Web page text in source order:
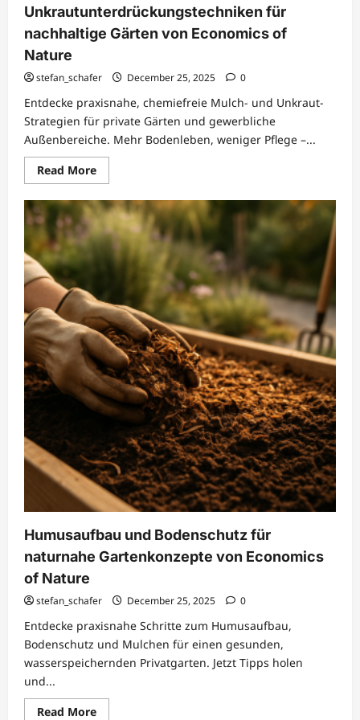
Unkrautunterdrückungstechniken für
nachhaltige Gärten von Economics of
Nature
stefan_schafer December 25, 2025 0
Entdecke praxisnahe, chemiefreie Mulch- und Unkraut-
Strategien für private Gärten und gewerbliche
Außenbereiche. Mehr Bodenleben, weniger Pflege –...
Read MoreRead
more
Multiching
und
Unkrautunterdrückungstechniken
für
nachhaltige
Gärten
von
of
Nature
Humusaufbau und Bodenschutz für
naturnahe Gartenkonzepte von Economics
of Nature
stefan_schafer December 25, 2025 0
Entdecke praxisnahe Schritte zum Humusaufbau,
Bodenschutz und Mulchen für einen gesunden,
wasserspeichernden Privatgarten. Jetzt Tipps holen
und...
Read MoreRead